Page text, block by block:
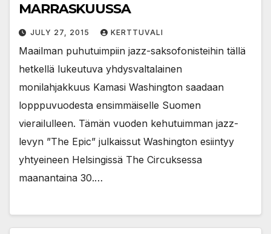
MARRASKUUSSA
JULY 27, 2015 KERTTUVALI
Maailman puhutuimpiin jazz-saksofonisteihin tällä
hetkellä lukeutuva yhdysvaltalainen
monilahjakkuus Kamasi Washington saadaan
lopppuvuodesta ensimmäiselle Suomen
vierailulleen. Tämän vuoden kehutuimman jazz-
levyn ”The Epic” julkaissut Washington esiintyy
yhtyeineen Helsingissä The Circuksessa
maanantaina 30.…